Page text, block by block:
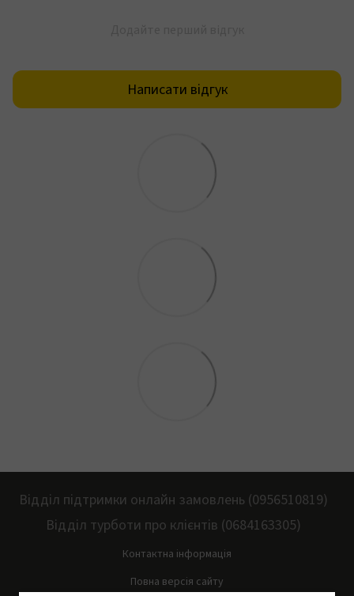
Написати відгук
Відділ підтримки онлайн замовлень (0956510819)
Відділ турботи про клієнтів (0684163305)
Контактна інформація
Повна версія сайту